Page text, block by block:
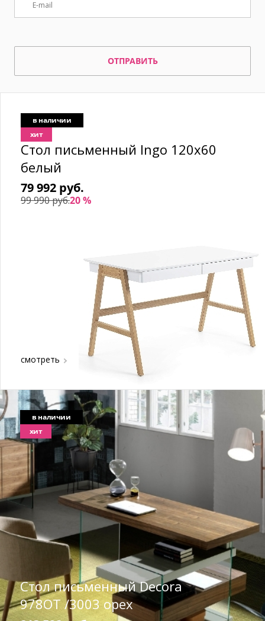
ОТПРАВИТЬ
в наличии
хит
смотреть
Стол письменный Ingo 120x60
белый
79 992 руб.
99 990 руб.20 %
в наличии
хит
Стол письменный Decora
978OT /3003 орех